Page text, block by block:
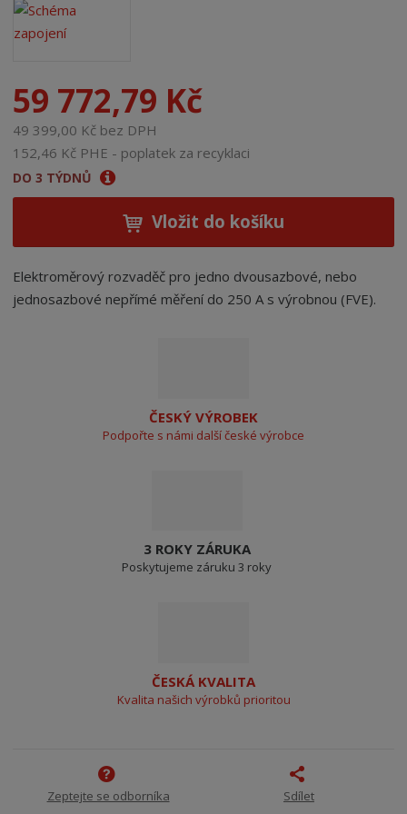
59 772,79 Kč
49 399,00 Kč bez DPH
152,46 Kč PHE - poplatek za recyklaci
DO 3 TÝDNŮ
Vložit do košíku
Elektroměrový rozvaděč pro jedno dvousazbové, nebo
jednosazbové nepřímé měření do 250 A s výrobnou (FVE).
ČESKÝ VÝROBEK
Podpořte s námi další české výrobce
3 ROKY ZÁRUKA
Poskytujeme záruku 3 roky
ČESKÁ KVALITA
Kvalita našich výrobků prioritou
Zeptejte se odborníka Sdílet